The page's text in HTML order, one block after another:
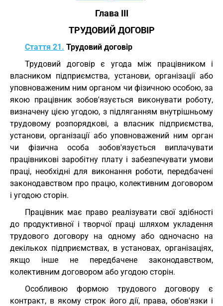
Глава III
ТРУДОВИЙ ДОГОВІР
Стаття 21. Трудовий договір
Трудовий договір є угода між працівником і
власником підприємства, установи, організації або
уповноваженим ним органом чи фізичною особою, за
якою працівник зобов'язується виконувати роботу,
визначену цією угодою, з підляганням внутрішньому
трудовому розпорядкові, а власник підприємства,
установи, організації або уповноважений ним орган
чи фізична особа зобов'язується виплачувати
працівникові заробітну плату і забезпечувати умови
праці, необхідні для виконання роботи, передбачені
законодавством про працю, колективним договором
і угодою сторін.
Працівник має право реалізувати свої здібності
до продуктивної і творчої праці шляхом укладення
трудового договору на одному або одночасно на
декількох підприємствах, в установах, організаціях,
якщо інше не передбачене законодавством,
колективним договором або угодою сторін.
Особливою формою трудового договору є
контракт, в якому строк його дії, права, обов'язки і